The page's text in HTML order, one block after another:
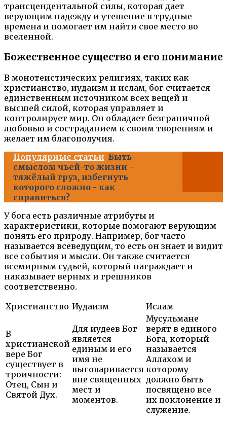
трансцендентальной силы, которая дает
верующим надежду и утешение в трудные
времена и помогает им найти свое место во
вселенной.
Божественное существо и его понимание
В монотеистических религиях, таких как
христианство, иудаизм и ислам, бог считается
единственным источником всех вещей и
высшей силой, которая управляет и
контролирует мир. Он обладает безграничной
любовью и состраданием к своим творениям и
желает им благополучия.
Популярные статьи Быть
смыслом чьей-то жизни -
тяжёлый груз, избегнуть
которого сложно - как
справиться?
У бога есть различные атрибуты и
характеристики, которые помогают верующим
понять его природу. Например, бог часто
называется всеведущим, то есть он знает и видит
все события и мысли. Он также считается
всемирным судьей, который награждает и
наказывает верных и грешников
соответственно.
Христианство Иудаизм Ислам
В
христианской
вере Бог
существует в
троичности:
Отец, Сын и
Святой Дух.
Для иудеев Бог
является
единым и его
имя не
выговаривается
вне священных
мест и
моментов.
Мусульмане
верят в единого
Бога, который
называется
Аллахом и
которому
должно быть
посвящено все
их поклонение и
служение.